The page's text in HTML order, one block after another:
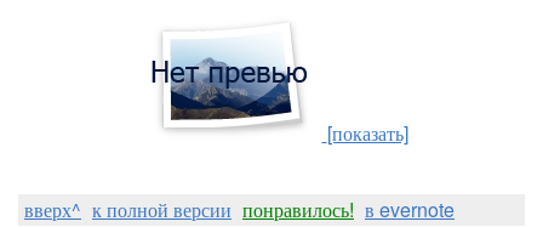
[показать]
вверх^ к полной версии понравилось! в evernote